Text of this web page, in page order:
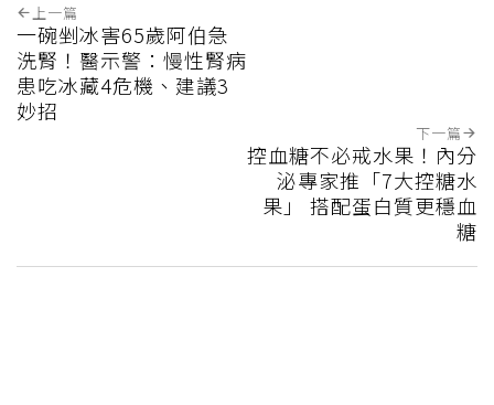
上一篇
一碗剉冰害65歲阿伯急
洗腎！醫示警：慢性腎病
患吃冰藏4危機、建議3
妙招
下一篇
控血糖不必戒水果！內分
泌專家推「7大控糖水
果」 搭配蛋白質更穩血
糖